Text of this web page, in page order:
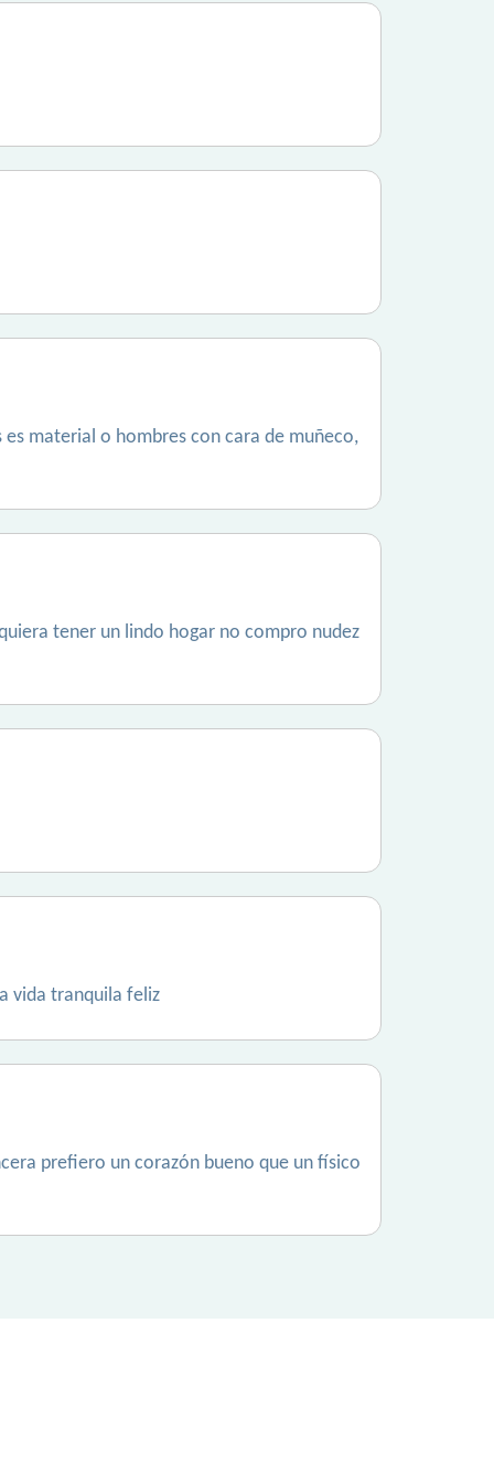
material o hombres con cara de muñeco,
tener un lindo hogar no compro nudez
vida tranquila feliz
prefiero un corazón bueno que un físico